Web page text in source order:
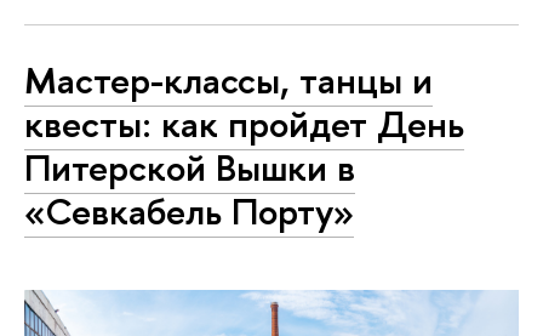
Мастер-классы, танцы и
квесты: как пройдет День
Питерской Вышки в
«Севкабель Порту»